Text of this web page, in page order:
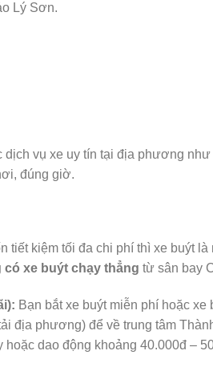
Lý Sơn.
dịch vụ xe uy tín tại địa phương như
đúng giờ.
tiết kiệm tối đa chi phí thì xe buýt
có xe buýt chạy thẳng từ sân bay
Bạn bắt xe buýt miễn phí hoặc xe
địa phương) để về trung tâm
dao động khoảng 40.000đ –